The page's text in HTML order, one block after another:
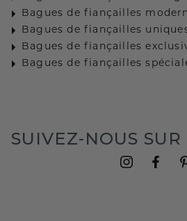
Bagues de fiançailles
Bagues de fiançailles
Bagues de fiançailles
Bagues de fiançailles
SUIVEZ-NOUS